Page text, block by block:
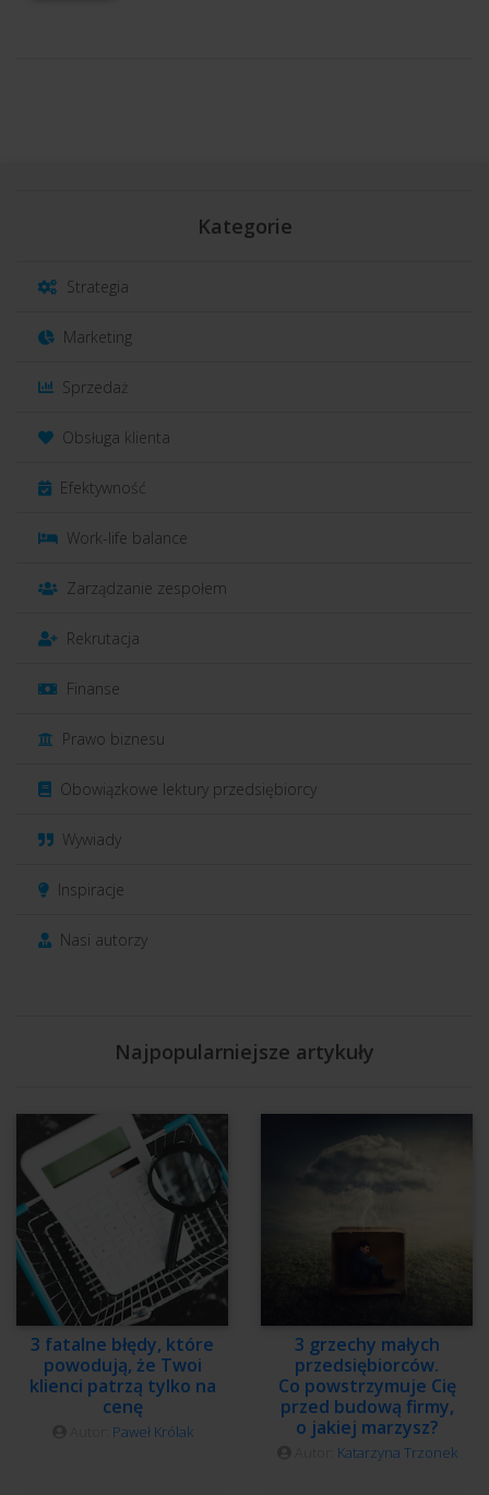
Kategorie
Strategia
Marketing
Sprzedaż
Obsługa klienta
Efektywność
Work-life balance
Zarządzanie zespołem
Rekrutacja
Finanse
Prawo biznesu
Obowiązkowe lektury przedsiębiorcy
Wywiady
Inspiracje
Nasi autorzy
Najpopularniejsze artykuły
3 fatalne błędy, które
powodują, że Twoi
klienci patrzą tylko na
cenę
Paweł Królak
3 grzechy małych
przedsiębiorców.
Co powstrzymuje Cię
przed budową firmy,
o jakiej marzysz?
Katarzyna Trzonek